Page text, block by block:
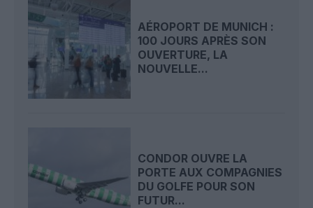
AÉROPORT DE MUNICH :
100 JOURS APRÈS SON
OUVERTURE, LA
NOUVELLE...
CONDOR OUVRE LA
PORTE AUX COMPAGNIES
DU GOLFE POUR SON
FUTUR...